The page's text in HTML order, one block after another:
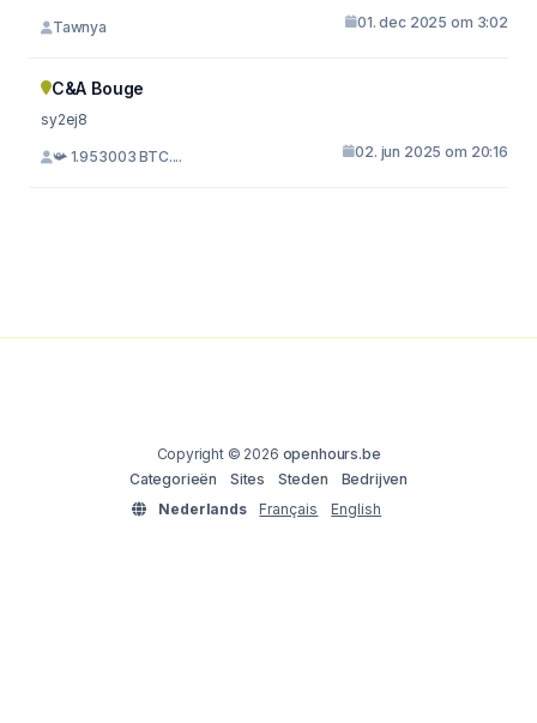
Tawnya 01. dec 2025 om 3:02
C&A Bouge
sy2ej8
📯 1.953003 BTC.... 02. jun 2025 om 20:16
Copyright © 2026 openhours.be
Categorieën
Sites Steden
Bedrijven
Nederlands
Français English